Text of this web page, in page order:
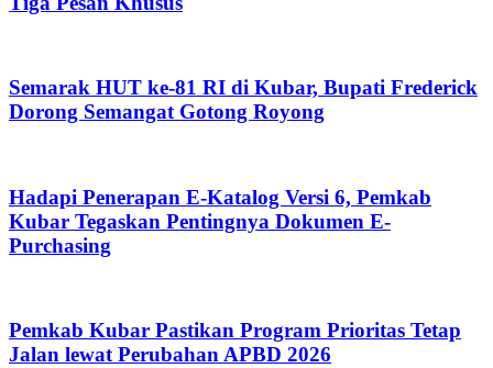
Semarak HUT ke-81 RI di Kubar, Bupati Frederick
Dorong Semangat Gotong Royong
Hadapi Penerapan E-Katalog Versi 6, Pemkab
Kubar Tegaskan Pentingnya Dokumen E-
Purchasing
Pemkab Kubar Pastikan Program Prioritas Tetap
Jalan lewat Perubahan APBD 2026